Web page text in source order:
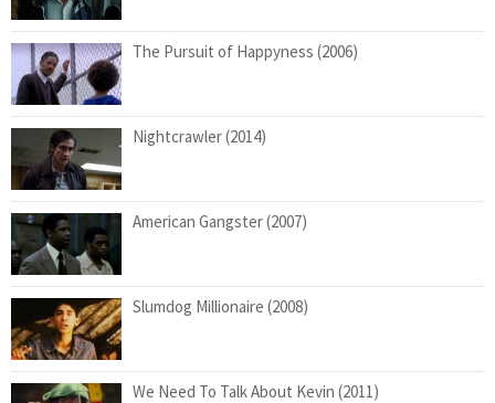
The Pursuit of Happyness (2006)
Nightcrawler (2014)
American Gangster (2007)
Slumdog Millionaire (2008)
We Need To Talk About Kevin (2011)